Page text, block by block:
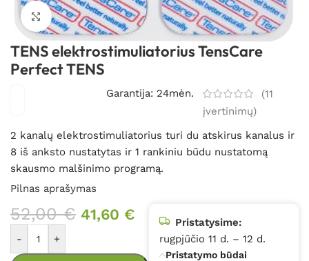
Spustelėkite, kad padidintumėte
TENS elektrostimuliatorius TensCare
Perfect TENS
Garantija: 24mėn. (11
įvertinimų)
2 kanalų elektrostimuliatorius turi du atskirus kanalus ir
8 iš anksto nustatytas ir 1 rankiniu būdu nustatomą
skausmo malšinimo programą.
Pilnas aprašymas
52,00€ 41,60 €
- +
Pristatysime:
rugpjūčio 11 d. – 12 d.
Pristatymo būdai